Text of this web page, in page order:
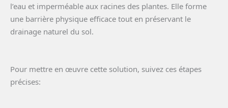
l’eau et imperméable aux racines des plantes. Elle forme
une barrière physique efficace tout en préservant le
drainage naturel du sol.
Pour mettre en œuvre cette solution, suivez ces étapes
précises: